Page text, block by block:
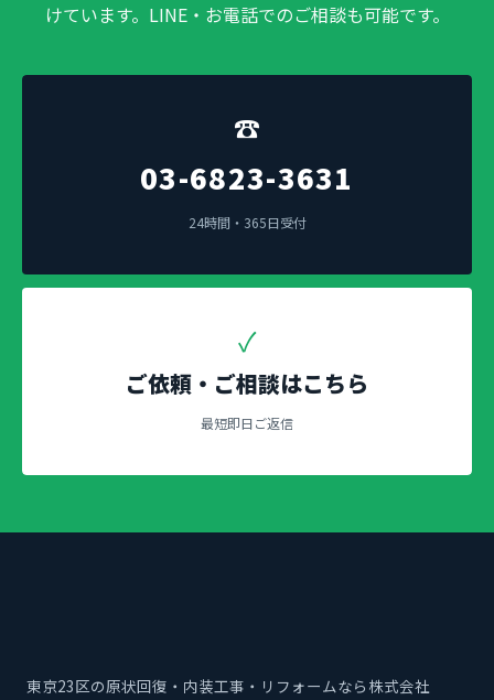
けています。LINE・お電話でのご相談も可能です。
☎
03-6823-3631
24時間・365日受付
✓
ご依頼・ご相談はこちら
最短即日ご返信
東京23区の原状回復・内装工事・リフォームなら株式会社